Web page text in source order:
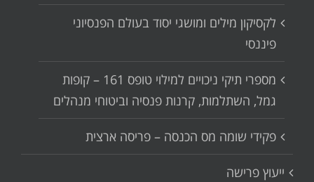
לקסיקון מילים ומושגי יסוד בעולם הפנסיוני
פיננסי
מספרי תיקי ניכויים למילוי טופס 161 – קופות
גמל, השתלמות, קרנות פנסיה וביטוחי מנהלים
פקידי שומה מס הכנסה – פריסה ארצית
ייעוץ פרישה